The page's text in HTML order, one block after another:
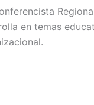
en temas